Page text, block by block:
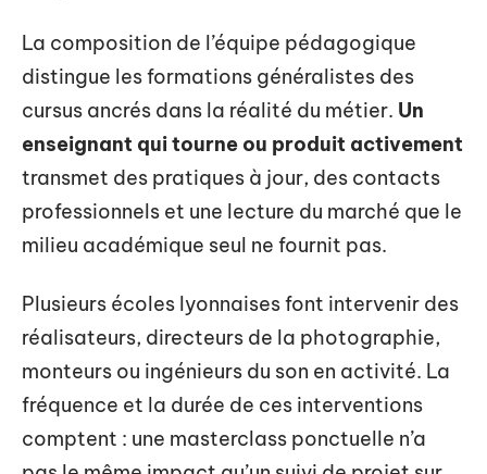
La composition de l’équipe pédagogique
distingue les formations généralistes des
cursus ancrés dans la réalité du métier. Un
enseignant qui tourne ou produit activement
transmet des pratiques à jour, des contacts
professionnels et une lecture du marché que le
milieu académique seul ne fournit pas.
Plusieurs écoles lyonnaises font intervenir des
réalisateurs, directeurs de la photographie,
monteurs ou ingénieurs du son en activité. La
fréquence et la durée de ces interventions
comptent : une masterclass ponctuelle n’a